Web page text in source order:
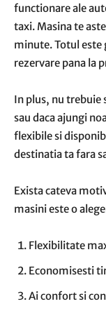
functionare ale
taxi. Masina te
minute. Totul
rezervare pana la
In plus, nu
sau daca ajungi
flexibile si
destinatia ta fara
Exista cateva
masini este o
Flexibilitate
Economisesti
Ai confort si